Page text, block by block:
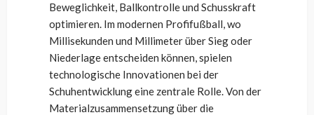
Beweglichkeit, Ballkontrolle und Schusskraft
optimieren. Im modernen Profifußball, wo
Millisekunden und Millimeter über Sieg oder
Niederlage entscheiden können, spielen
technologische Innovationen bei der
Schuhentwicklung eine zentrale Rolle. Von der
Materialzusammensetzung über die